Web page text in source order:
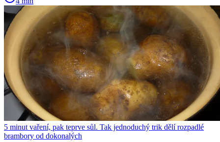
5 minut vaření, pak teprve sůl. Tak jednoduchý trik dělí rozpadlé
brambory od dokonalých